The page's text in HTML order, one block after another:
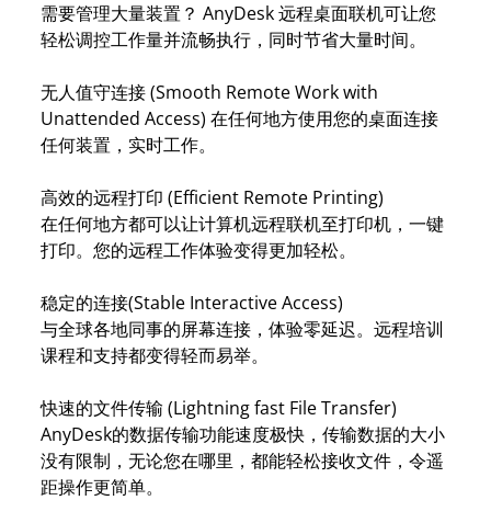
需要管理大量装置？ AnyDesk 远程桌面联机可让您
轻松调控工作量并流畅执行，同时节省大量时间。
无人值守连接 (Smooth Remote Work with
Unattended Access) 在任何地方使用您的桌面连接
任何装置，实时工作。
高效的远程打印 (Efficient Remote Printing)
在任何地方都可以让计算机远程联机至打印机，一键
打印。您的远程工作体验变得更加轻松。
稳定的连接(Stable Interactive Access)
与全球各地同事的屏幕连接，体验零延迟。远程培训
课程和支持都变得轻而易举。
快速的文件传输 (Lightning fast File Transfer)
AnyDesk的数据传输功能速度极快，传输数据的大小
没有限制，无论您在哪里，都能轻松接收文件，令遥
距操作更简单。